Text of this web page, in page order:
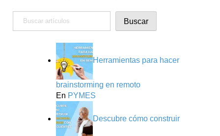
Buscar
Herramientas para hacer
brainstorming en remoto
En PYMES
Descubre cómo construir